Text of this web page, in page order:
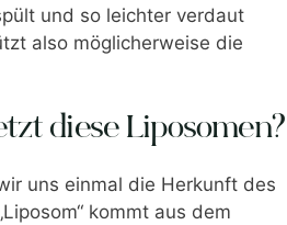
und so leichter verdaut
also möglicherweise die
diese Liposomen?
uns einmal die Herkunft des
kommt aus dem